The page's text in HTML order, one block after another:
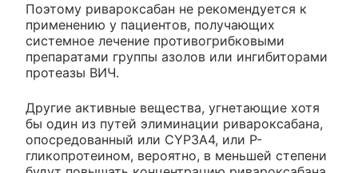
Поэтому ривароксабан не рекомендуется к
применению у пациентов, получающих
системное лечение противогрибковыми
препаратами группы азолов или ингибиторами
протеазы ВИЧ.
Другие активные вещества, угнетающие хотя
бы один из путей элиминации ривароксабана,
опосредованный или CYP3A4, или Р-
гликопротеином, вероятно, в меньшей степени